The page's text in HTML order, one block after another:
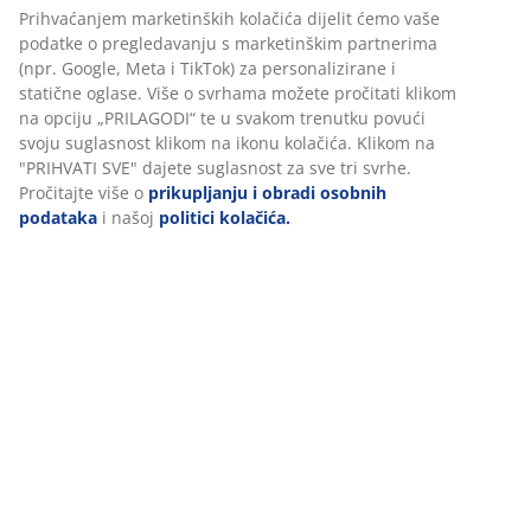
BROJ ARTIKLA: 3650220
Upute za sastavljanje
Podaci o proizvodu
Prihvaćanjem marketinških kolačića dijelit ćemo vaše
podatke o pregledavanju s marketinškim partnerima
(npr. Google, Meta i TikTok) za personalizirane i
statične oglase. Više o svrhama možete pročitati klikom
na opciju „PRILAGODI“ te u svakom trenutku povući
svoju suglasnost klikom na ikonu kolačića. Klikom na
"PRIHVATI SVE" dajete suglasnost za sve tri svrhe.
Pročitajte više o prikupljanju i obradi osobnih
podataka i našoj politici kolačića.